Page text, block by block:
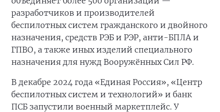
разработчиков и производителей
беспилотных систем гражданского и двойного
назначения, средств РЭБ и РЭР, анти-БПЛА и
ГПВО, а также иных изделий специального
назначения для нужд Вооружённых Сил РФ.
В декабре 2024 года «Единая Россия», «Центр
беспилотных систем и технологий» и банк
ПСБ запустили военный маркетплейс. У